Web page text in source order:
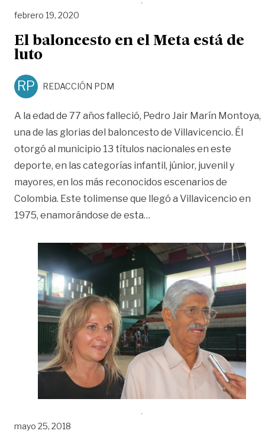
febrero 19, 2020
El baloncesto en el Meta está de
luto
RP REDACCIÓN PDM
A la edad de 77 años falleció, Pedro Jair Marín Montoya,
una de las glorias del baloncesto de Villavicencio. Él
otorgó al municipio 13 títulos nacionales en este
deporte, en las categorías infantil, júnior, juvenil y
mayores, en los más reconocidos escenarios de
Colombia. Este tolimense que llegó a Villavicencio en
1975, enamorándose de esta…
mayo 25, 2018